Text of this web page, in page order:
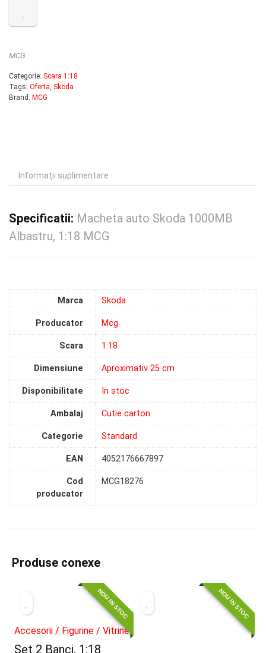
MCG
Categorie: Scara 1:18
Tags: Oferta, Skoda
Brand: MCG
Informații suplimentare
Specificatii: Macheta auto Skoda 1000MB
Albastru, 1:18 MCG
Marca Skoda
Producator Mcg
Scara 1:18
Dimensiune Aproximativ 25 cm
Disponibilitate In stoc
Ambalaj Cutie carton
Categorie Standard
EAN 4052176667897
Cod
producator
MCG18276
Produse conexe
NOU IN STOC
Accesorii / Figurine / Vitrine
Set 2 Banci, 1:18
NOU IN STOC